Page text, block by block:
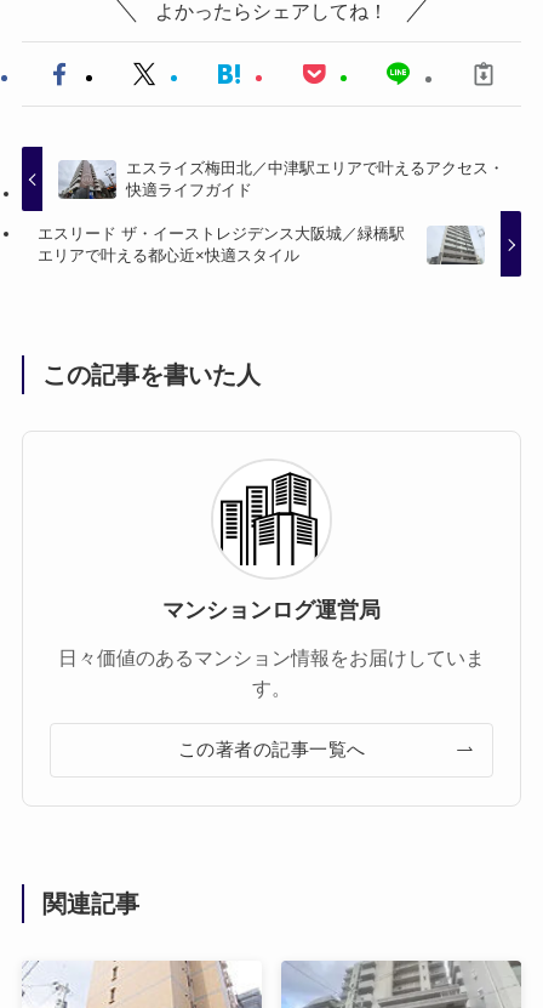
よかったらシェアしてね！
エスライズ梅田北／中津駅エリアで叶えるアクセス・
快適ライフガイド
エスリード ザ・イーストレジデンス大阪城／緑橋駅
エリアで叶える都心近×快適スタイル
この記事を書いた人
マンションログ運営局
日々価値のあるマンション情報をお届けしていま
す。
この著者の記事一覧へ
関連記事